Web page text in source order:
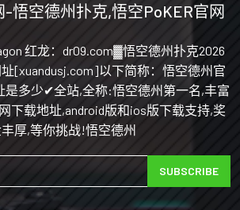
悟空德州扑克,悟空PoKER官网
红龙：dr09.com▓悟空德州扑克2026
[xuandusj.com]以下简称：悟空德州官
是多少✔全站,全称:悟空德州第一名,丰富
下载地址,android版和ios版下载支持,奖
厚,等你挑战!悟空德州
SUBSCRIBE